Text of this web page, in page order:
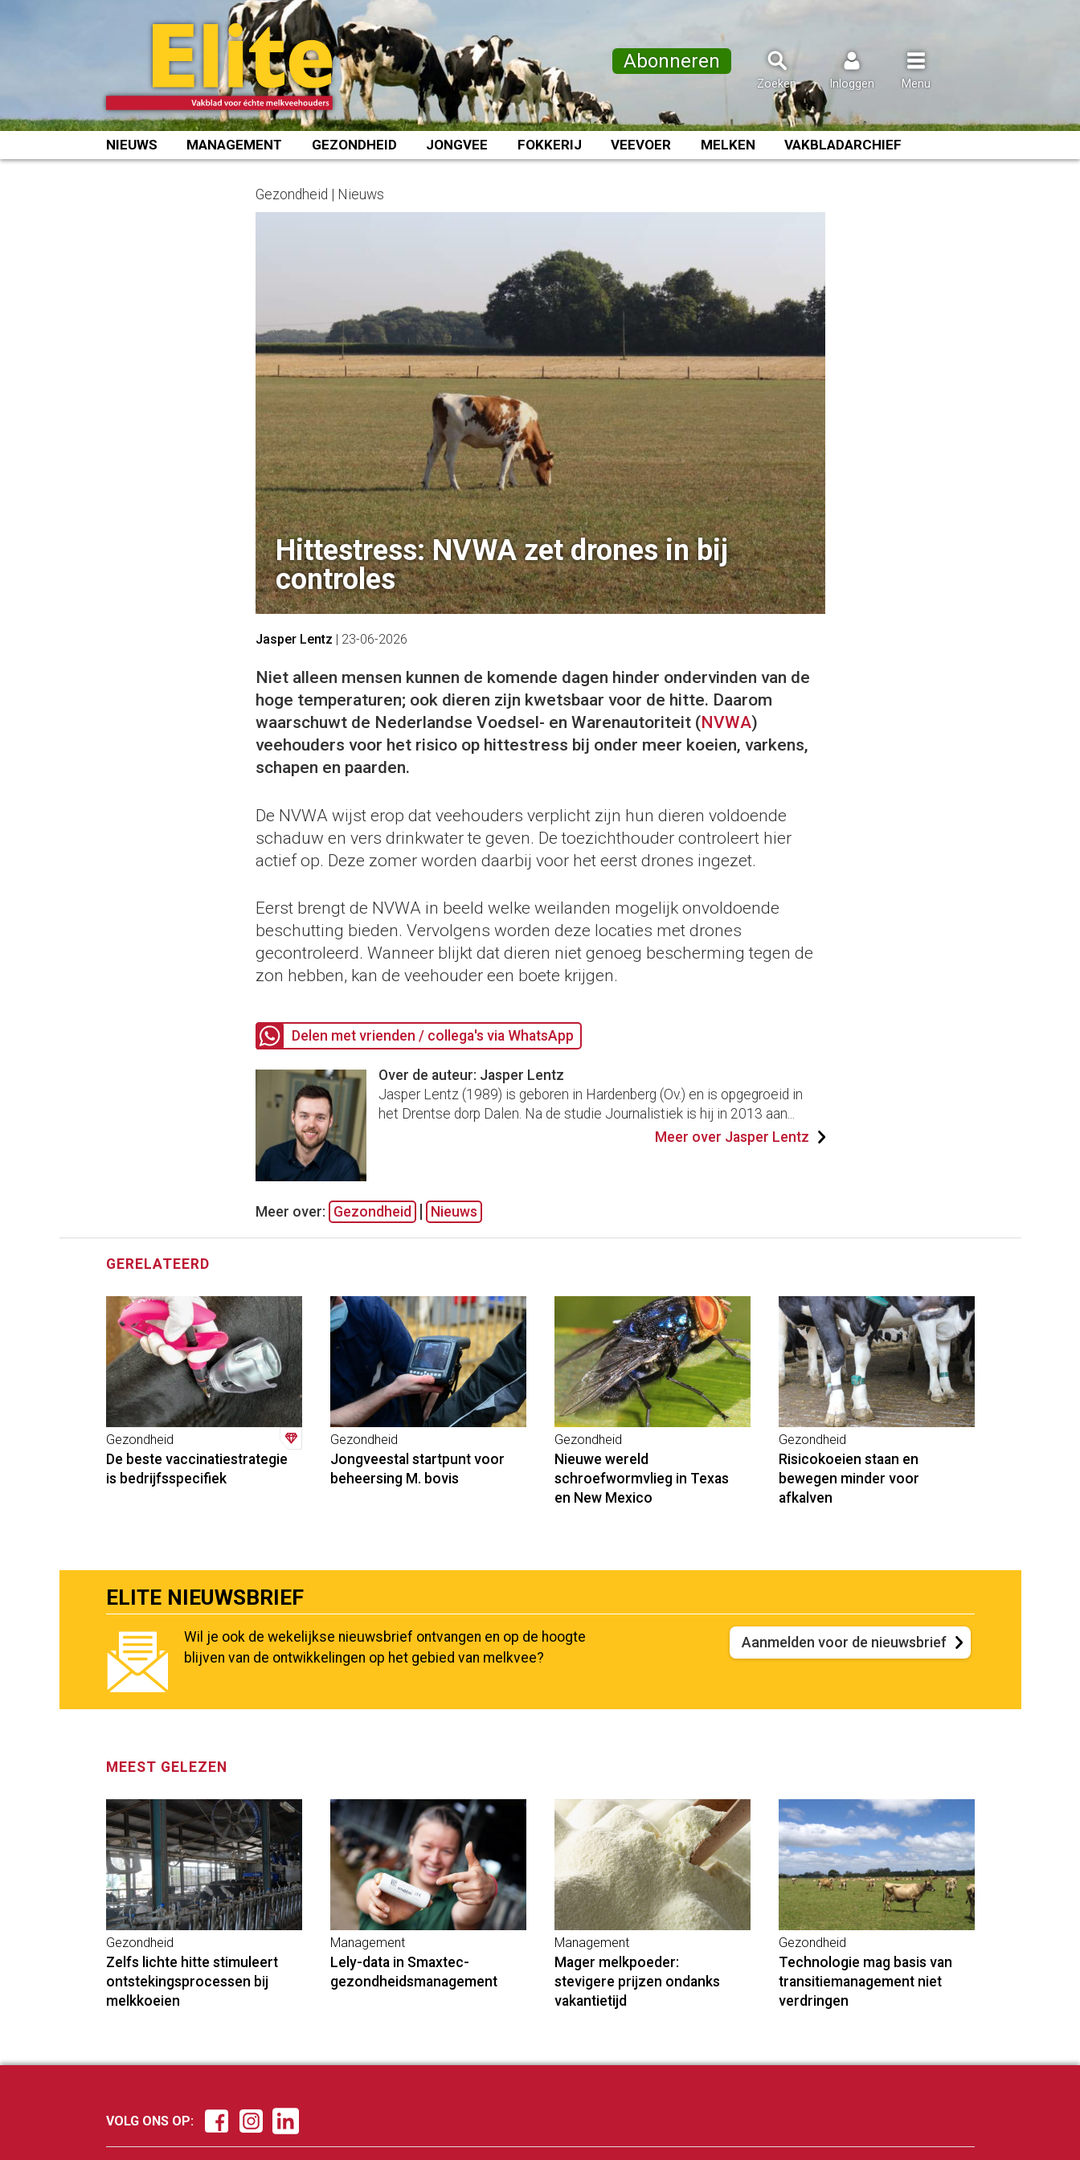
Abonneren
Zoeken Inloggen Menu
NIEUWS MANAGEMENT GEZONDHEID JONGVEE FOKKERIJ VEEVOER MELKEN VAKBLADARCHIEF
Gezondheid | Nieuws
Hittestress: NVWA zet drones in bij
controles
Jasper Lentz | 23-06-2026
Niet alleen mensen kunnen de komende dagen hinder ondervinden van de
hoge temperaturen; ook dieren zijn kwetsbaar voor de hitte. Daarom
waarschuwt de Nederlandse Voedsel- en Warenautoriteit (NVWA)
veehouders voor het risico op hittestress bij onder meer koeien, varkens,
schapen en paarden.
De NVWA wijst erop dat veehouders verplicht zijn hun dieren voldoende
schaduw en vers drinkwater te geven. De toezichthouder controleert hier
actief op. Deze zomer worden daarbij voor het eerst drones ingezet.
Eerst brengt de NVWA in beeld welke weilanden mogelijk onvoldoende
beschutting bieden. Vervolgens worden deze locaties met drones
gecontroleerd. Wanneer blijkt dat dieren niet genoeg bescherming tegen de
zon hebben, kan de veehouder een boete krijgen.
Delen met vrienden / collega's via WhatsApp
Over de auteur: Jasper Lentz
Jasper Lentz (1989) is geboren in Hardenberg (Ov.) en is opgegroeid in
het Drentse dorp Dalen. Na de studie Journalistiek is hij in 2013 aan...
Meer over Jasper Lentz
Meer over: Gezondheid Nieuws
GERELATEERD
Gezondheid
De beste vaccinatiestrategie
is bedrijfsspecifiek
Gezondheid
Jongveestal startpunt voor
beheersing M. bovis
Gezondheid
Nieuwe wereld
schroefwormvlieg in Texas
en New Mexico
Gezondheid
Risicokoeien staan en
bewegen minder voor
afkalven
ELITE NIEUWSBRIEF
Wil je ook de wekelijkse nieuwsbrief ontvangen en op de hoogte
blijven van de ontwikkelingen op het gebied van melkvee?
Aanmelden voor de nieuwsbrief
MEEST GELEZEN
Gezondheid
Zelfs lichte hitte stimuleert
ontstekingsprocessen bij
melkkoeien
Management
Lely-data in Smaxtec-
gezondheidsmanagement
Management
Mager melkpoeder:
stevigere prijzen ondanks
vakantietijd
Gezondheid
Technologie mag basis van
transitiemanagement niet
verdringen
VOLG ONS OP: